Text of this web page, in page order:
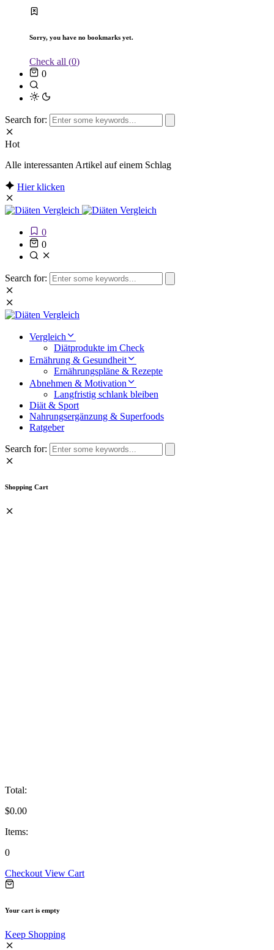
Sorry, you have no bookmarks yet.
Check all (0)
0
Search for:
Hot
Alle interessanten Artikel auf einem Schlag
Hier klicken
0
0
Search for:
Vergleich
Diätprodukte im Check
Ernährung & Gesundheit
Ernährungspläne & Rezepte
Abnehmen & Motivation
Langfristig schlank bleiben
Diät & Sport
Nahrungsergänzung & Superfoods
Ratgeber
Search for:
Shopping Cart
Total:
$0.00
Items:
0
Checkout View Cart
Your cart is empty
Keep Shopping